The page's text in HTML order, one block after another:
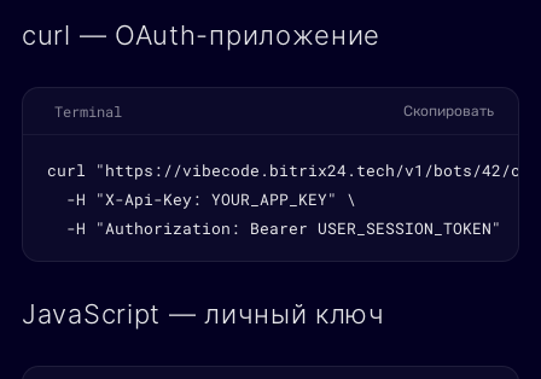
curl — OAuth-приложение
Terminal Скопировать
curl "https://vibecode.bitrix24.tech/v1/bots/42/
  -H "X-Api-Key: YOUR_APP_KEY" \
  -H "Authorization: Bearer USER_SESSION_TOKEN"
JavaScript — личный ключ